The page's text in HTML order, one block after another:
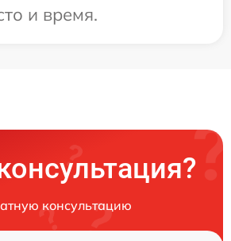
и время.
консультацию